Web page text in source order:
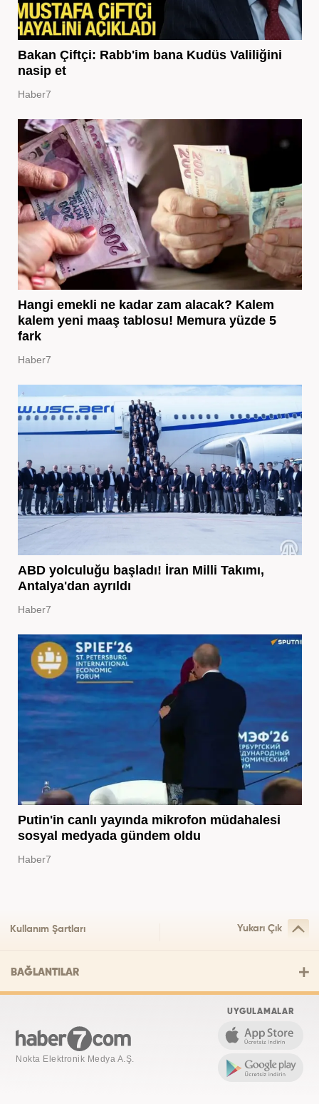
Bakan Çiftçi: Rabb'im bana Kudüs Valiliğini
nasip et
Haber7
Hangi emekli ne kadar zam alacak? Kalem
kalem yeni maaş tablosu! Memura yüzde 5
fark
Haber7
ABD yolculuğu başladı! İran Milli Takımı,
Antalya'dan ayrıldı
Haber7
Putin'in canlı yayında mikrofon müdahalesi
sosyal medyada gündem oldu
Haber7
Kullanım Şartları Yukarı Çık
BAĞLANTILAR
Nokta Elektronik Medya A.Ş.
UYGULAMALAR